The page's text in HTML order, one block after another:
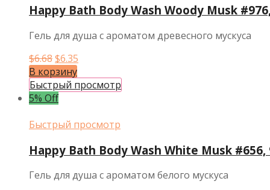
Happy Bath Body Wash Woody Musk
Гель для душа с ароматом древесного мускуса
$6.68Первоначальная
цена
составляла
$6.68.
$6.35
$6.35.
В корзину
Быстрый просмотр
5% Off
Быстрый просмотр
Happy Bath Body Wash White Musk #656,
Гель для душа с ароматом белого мускуса